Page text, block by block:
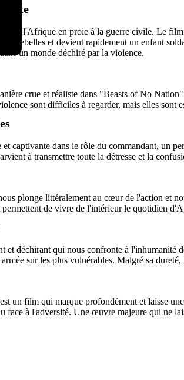
de l'Afrique en proie à la guerre civile. Le
de rebelles et devient rapidement un enfant
un monde déchiré par la violence.
crue et réaliste dans "Beasts of No
sont difficiles à regarder, mais elles
captivante dans le rôle du commandant, un
à transmettre toute la détresse et la
plonge littéralement au cœur de l'action et
de vivre de l'intérieur le quotidien
déchirant qui nous confronte à l'inhumanité
sur les plus vulnérables. Malgré sa
un film qui marque profondément et laisse
face à l'adversité. Une œuvre majeure qui ne